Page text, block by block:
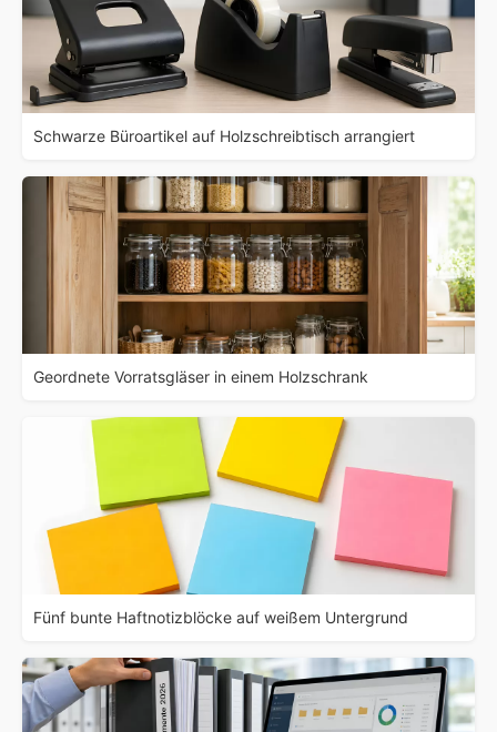
Schwarze Büroartikel auf Holzschreibtisch arrangiert
Geordnete Vorratsgläser in einem Holzschrank
Fünf bunte Haftnotizblöcke auf weißem Untergrund